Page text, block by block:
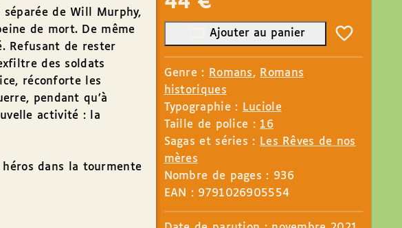
de Will Murphy,
de mort. De même
Refusant de rester
des soldats
réconforte les
pendant qu’à
activité : la
dans la tourmente
Ajouter au panier
Genre : Romans, Romans
historiques
Typographie : Luciole
Taille de police : 16
Sagas et séries : Les Rêves de nos
mères
Nombre de pages : 936
EAN : 9791026905554